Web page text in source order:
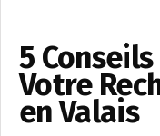
5
Votre
en Valais